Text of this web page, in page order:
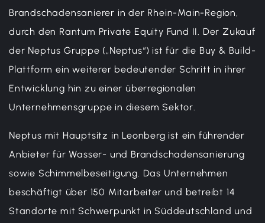
Brandschadensanierer in der Rhein-Main-Region,
durch den Rantum Private Equity Fund II. Der Zukauf
der Neptus Gruppe („Neptus“) ist für die Buy & Build-
Plattform ein weiterer bedeutender Schritt in ihrer
Entwicklung hin zu einer überregionalen
Unternehmensgruppe in diesem Sektor.
Neptus mit Hauptsitz in Leonberg ist ein führender
Anbieter für Wasser- und Brandschadensanierung
sowie Schimmelbeseitigung. Das Unternehmen
beschäftigt über 150 Mitarbeiter und betreibt 14
Standorte mit Schwerpunkt in Süddeutschland und